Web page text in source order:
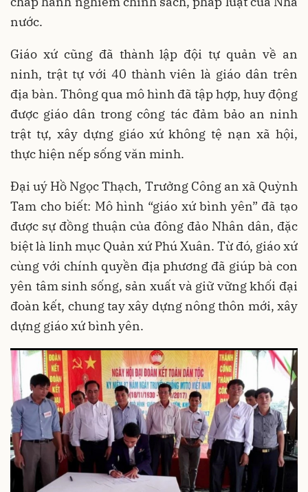
nước.
Giáo xứ cũng đã thành lập đội tự quản về an
ninh, trật tự với 40 thành viên là giáo dân trên
địa bàn. Thông qua mô hình đã tập hợp, huy động
được giáo dân trong công tác đảm bảo an ninh
trật tự, xây dựng giáo xứ không tệ nạn xã hội,
thực hiện nếp sống văn minh.
Đại uý Hồ Ngọc Thạch, Trưởng Công an xã Quỳnh
Tam cho biết: Mô hình “giáo xứ bình yên” đã tạo
được sự đồng thuận của đông đảo Nhân dân, đặc
biệt là linh mục Quản xứ Phú Xuân. Từ đó, giáo xứ
cùng với chính quyền địa phương đã giúp bà con
yên tâm sinh sống, sản xuất và giữ vững khối đại
đoàn kết, chung tay xây dựng nông thôn mới, xây
dựng giáo xứ bình yên.